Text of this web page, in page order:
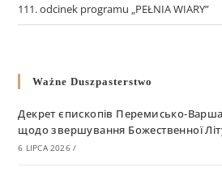
111. odcinek programu „PEŁNIA WIARY”
Ważne Duszpasterstwo
Декрет єпископів Перемисько-
щодо звершування Божественної
6 LIPCA 2026 /